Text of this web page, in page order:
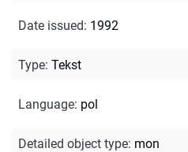
Date issued: 1992
Type: Tekst
Language: pol
Detailed object type: mon